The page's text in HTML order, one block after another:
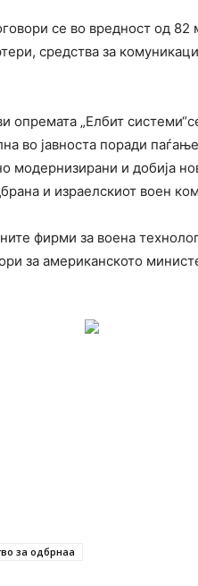
се во вредност од 82
средства за
опремата „Елбит
во јавноста поради
и добија
и израелскиот воен
фирми за воена
за американското
за одбрнаа